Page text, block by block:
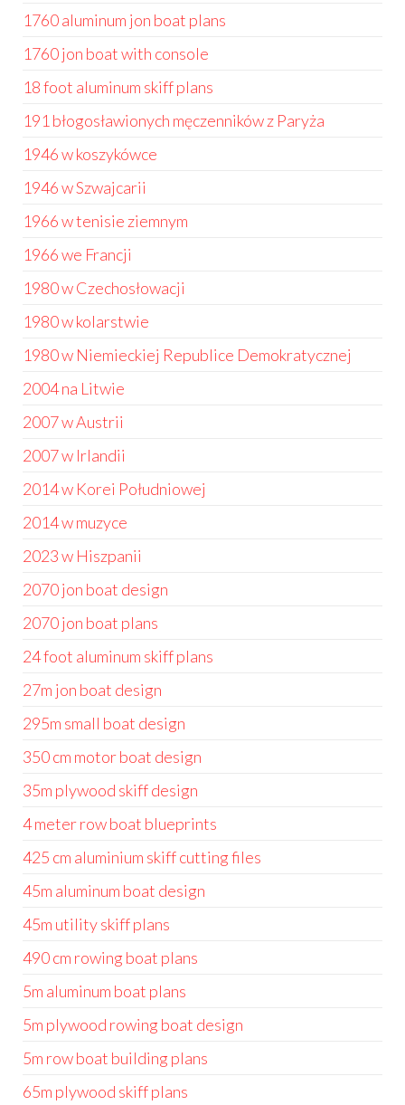
1760 aluminum jon boat plans
1760 jon boat with console
18 foot aluminum skiff plans
191 błogosławionych męczenników z Paryża
1946 w koszykówce
1946 w Szwajcarii
1966 w tenisie ziemnym
1966 we Francji
1980 w Czechosłowacji
1980 w kolarstwie
1980 w Niemieckiej Republice Demokratycznej
2004 na Litwie
2007 w Austrii
2007 w Irlandii
2014 w Korei Południowej
2014 w muzyce
2023 w Hiszpanii
2070 jon boat design
2070 jon boat plans
24 foot aluminum skiff plans
27m jon boat design
295m small boat design
350 cm motor boat design
35m plywood skiff design
4 meter row boat blueprints
425 cm aluminium skiff cutting files
45m aluminum boat design
45m utility skiff plans
490 cm rowing boat plans
5m aluminum boat plans
5m plywood rowing boat design
5m row boat building plans
65m plywood skiff plans